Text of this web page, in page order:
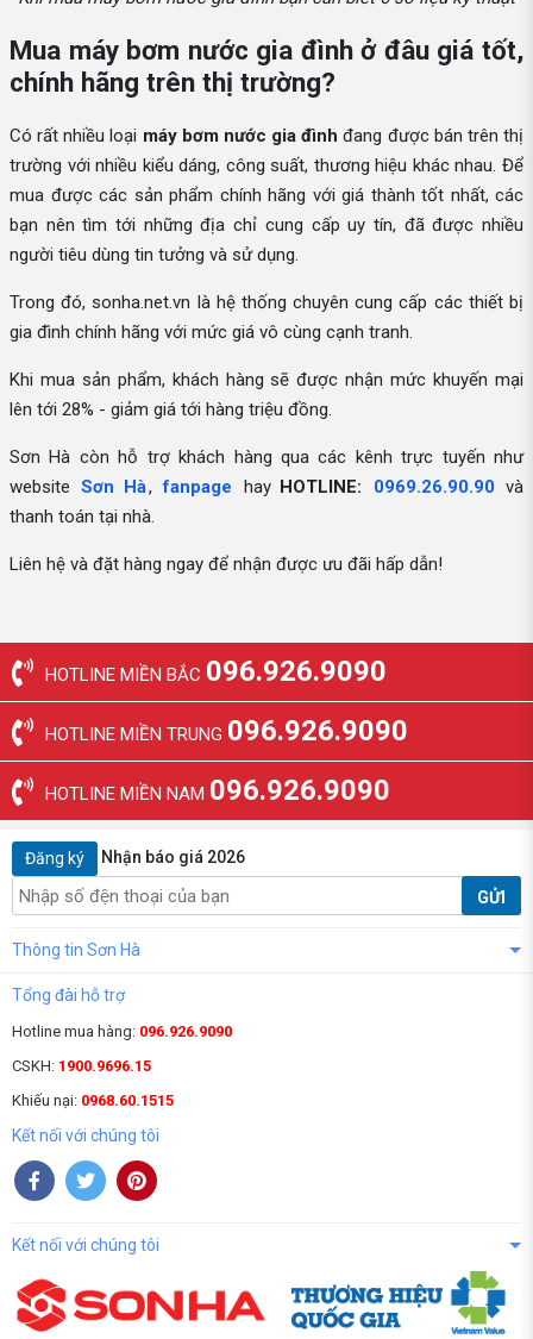
Mua máy bơm nước gia đình ở đâu giá tốt,
chính hãng trên thị trường?
Có rất nhiều loại máy bơm nước gia đình đang được bán trên thị
trường với nhiều kiểu dáng, công suất, thương hiệu khác nhau. Để
mua được các sản phẩm chính hãng với giá thành tốt nhất, các
bạn nên tìm tới những địa chỉ cung cấp uy tín, đã được nhiều
người tiêu dùng tin tưởng và sử dụng.
Trong đó, sonha.net.vn là hệ thống chuyên cung cấp các thiết bị
gia đình chính hãng với mức giá vô cùng cạnh tranh.
Khi mua sản phẩm, khách hàng sẽ được nhận mức khuyến mại
lên tới 28% - giảm giá tới hàng triệu đồng.
Sơn Hà còn hỗ trợ khách hàng qua các kênh trực tuyến như
website Sơn Hà, fanpage hay HOTLINE: 0969.26.90.90 và
thanh toán tại nhà.
Liên hệ và đặt hàng ngay để nhận được ưu đãi hấp dẫn!
HOTLINE MIỀN BẮC 096.926.9090
HOTLINE MIỀN TRUNG 096.926.9090
HOTLINE MIỀN NAM 096.926.9090
Đăng ký Nhận báo giá 2026
GỬI
Thông tin Sơn Hà
Tổng đài hỗ trợ
Hotline mua hàng: 096.926.9090
CSKH: 1900.9696.15
Khiếu nại: 0968.60.1515
Kết nối với chúng tôi
Kết nối với chúng tôi